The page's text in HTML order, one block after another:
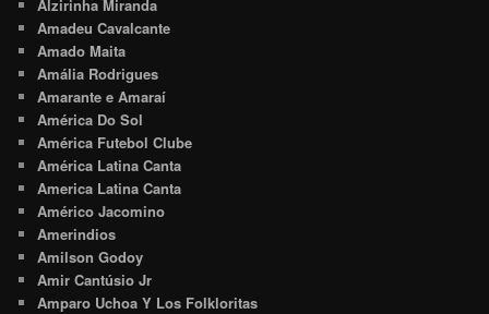
Alzirinha Miranda
Amadeu Cavalcante
Amado Maita
Amália Rodrigues
Amarante e Amaraí
América Do Sol
América Futebol Clube
América Latina Canta
America Latina Canta
Américo Jacomino
Amerindios
Amilson Godoy
Amir Cantúsio Jr
Amparo Uchoa Y Los Folkloritas